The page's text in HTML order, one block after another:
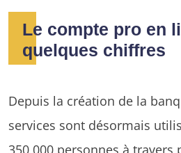
Le compte pro en
quelques chiffres
Depuis la création de la
services sont désormais
350 000 personnes à travers